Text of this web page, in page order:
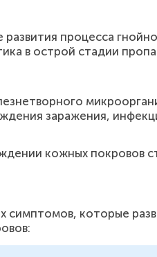
процесса
в острой стадии
заражения,
кожных покровов
которые